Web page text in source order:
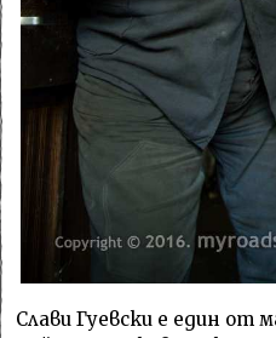
Слави Гуевски е един от